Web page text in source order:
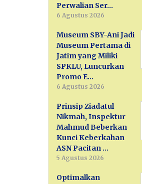
Perwalian Ser…
6 Agustus 2026
Museum SBY-Ani Jadi
Museum Pertama di
Jatim yang Miliki
SPKLU, Luncurkan
Promo E…
6 Agustus 2026
Prinsip Ziadatul
Nikmah, Inspektur
Mahmud Beberkan
Kunci Keberkahan
ASN Pacitan …
5 Agustus 2026
Optimalkan